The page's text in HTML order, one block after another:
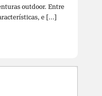
outdoor. Entre
e [...]